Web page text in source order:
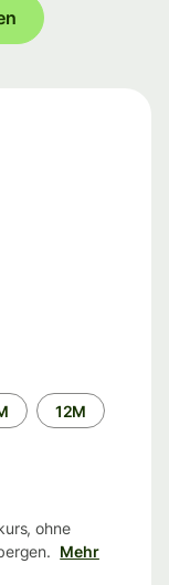
12M
ohne
Mehr